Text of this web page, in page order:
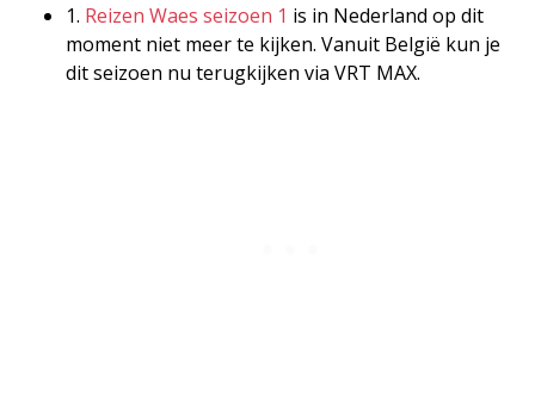
1. Reizen Waes seizoen 1 is in Nederland op dit
moment niet meer te kijken. Vanuit België kun je
dit seizoen nu terugkijken via VRT MAX.